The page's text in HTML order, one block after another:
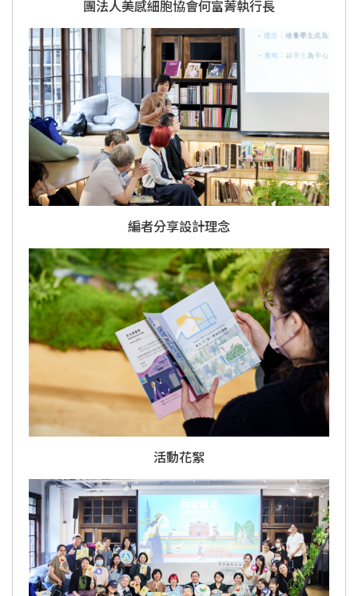
團法人美感細胞協會何富菁執行長
編者分享設計理念
活動花絮